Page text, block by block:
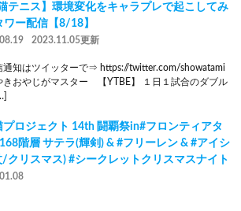
テニス】環境変化をキャラプレで起こしてみ
ワー配信【8/18】
2023.11.05更新
通知はツイッターで⇒ https://twitter.com/showatami
きおやじがマスター 【YTBE】 １日１試合のダブル
プロジェクト 14th 闘覇祭in#フロンティアタ
階層 サテラ(輝剣) & #フリーレン & #アイシ
/クリスマス) #シークレットクリスマスナイト